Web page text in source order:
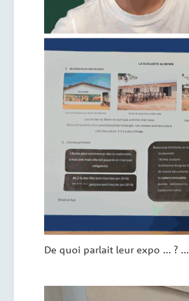
De quoi parlait leur expo … ? …